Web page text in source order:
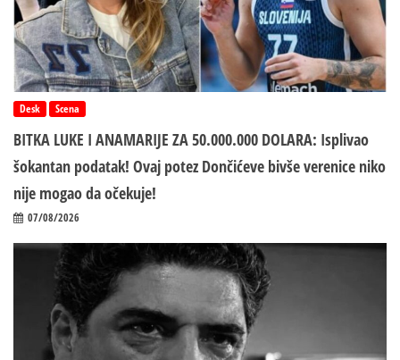
Desk Scena
BITKA LUKE I ANAMARIJE ZA 50.000.000 DOLARA: Isplivao
šokantan podatak! Ovaj potez Dončićeve bivše verenice niko
nije mogao da očekuje!
07/08/2026